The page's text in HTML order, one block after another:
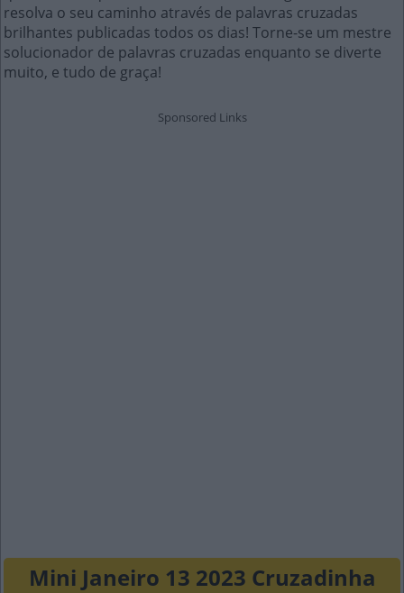
resolva o seu caminho através de palavras cruzadas
brilhantes publicadas todos os dias! Torne-se um mestre
solucionador de palavras cruzadas enquanto se diverte
muito, e tudo de graça!
Mini Janeiro 13 2023 Cruzadinha